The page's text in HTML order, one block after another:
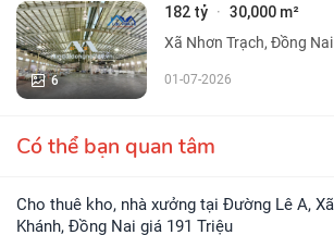
6
182 tỷ · 30,000 m²
Xã Nhơn Trạch, Đồng Nai
01-07-2026
Có thể bạn quan tâm
Cho thuê kho, nhà xưởng tại Đường Lê A, Xã Suối Tre, Tp Long
Khánh, Đồng Nai giá 191 Triệu